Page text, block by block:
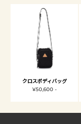
クロスボディバッグ
¥50,600 -